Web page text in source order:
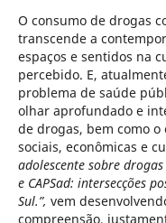
O consumo de drogas
transcende a
espaços e sentidos na
percebido. E,
problema de saúde
olhar aprofundado e
de drogas, bem como
sociais, econômicas e
adolescente sobre
e CAPSad: intersecções
Sul.”, vem
compreensão,